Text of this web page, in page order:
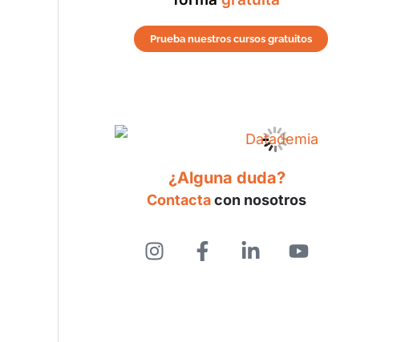
Prueba nuestros cursos gratuitos
¿Alguna duda?
Contactacon nosotros